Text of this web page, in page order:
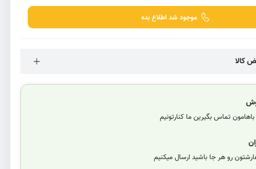
موجود شد اطلاع بده
کالا
تماس بگیرین ما کنارتونیم
رو هر جا باشید ارسال میکنیم